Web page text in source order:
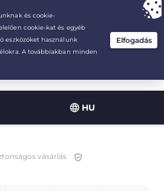
HU
for 3.3333333333333-years at $
/month
vásárlás